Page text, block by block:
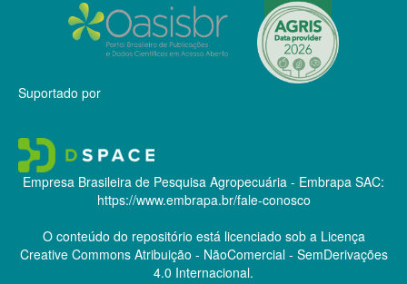
Suportado por
Empresa Brasileira de Pesquisa Agropecuária - Embrapa SAC:
https://www.embrapa.br/fale-conosco
O conteúdo do repositório está licenciado sob a Licença
Creative CommonsAtribuição - NãoComercial - SemDerivações
4.0 Internacional.